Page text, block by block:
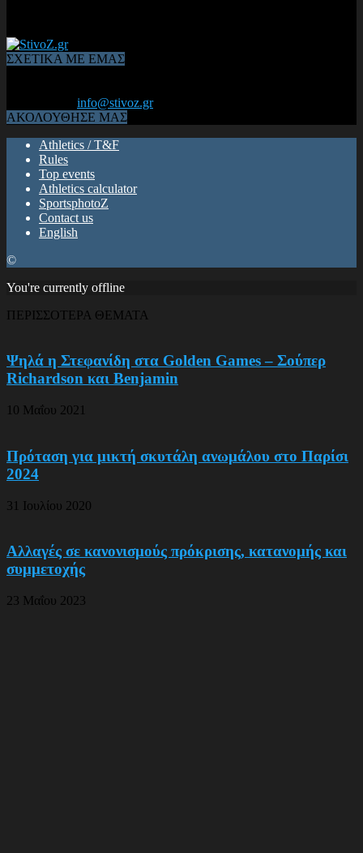
ΣΧΕΤΙΚΑ ΜΕ ΕΜΑΣ
info@stivoz.gr
ΑΚΟΛΟΥΘΗΣΕ ΜΑΣ
Athletics / T&F
Rules
Top events
Athletics calculator
SportsphotoZ
Contact us
English
©
You're currently offline
ΠΕΡΙΣΣΟΤΕΡΑ ΘΕΜΑΤΑ
Ψηλά η Στεφανίδη στα Golden Games – Σούπερ
Richardson και Benjamin
10 Μαΐου 2021
Πρόταση για μικτή σκυτάλη ανωμάλου στο Παρίσι
2024
31 Ιουλίου 2020
Αλλαγές σε κανονισμούς πρόκρισης, κατανομής και
συμμετοχής
23 Μαΐου 2023